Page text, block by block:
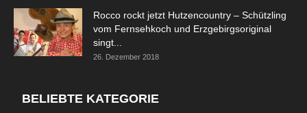
Rocco rockt jetzt Hutzencountry – Schützling
vom Fernsehkoch und Erzgebirgsoriginal
singt...
26. Dezember 2018
BELIEBTE KATEGORIE